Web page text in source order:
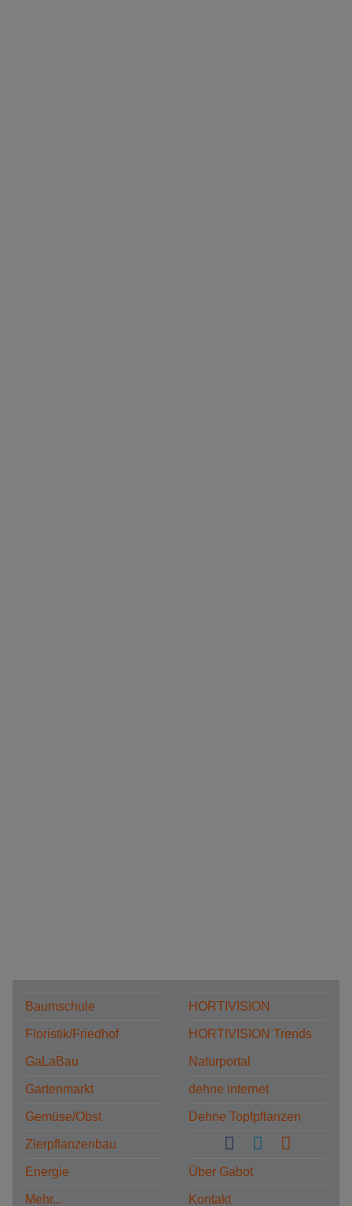
Baumschule
Floristik/Friedhof
GaLaBau
Gartenmarkt
Gemüse/Obst
Zierpflanzenbau
Energie
Mehr...
HORTIVISION
HORTIVISION Trends
Naturportal
dehne internet
Dehne Topfpflanzen
Über Gabot
Kontakt